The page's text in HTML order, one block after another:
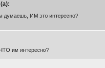
думаешь, ИМ это интересно?
им интересно?